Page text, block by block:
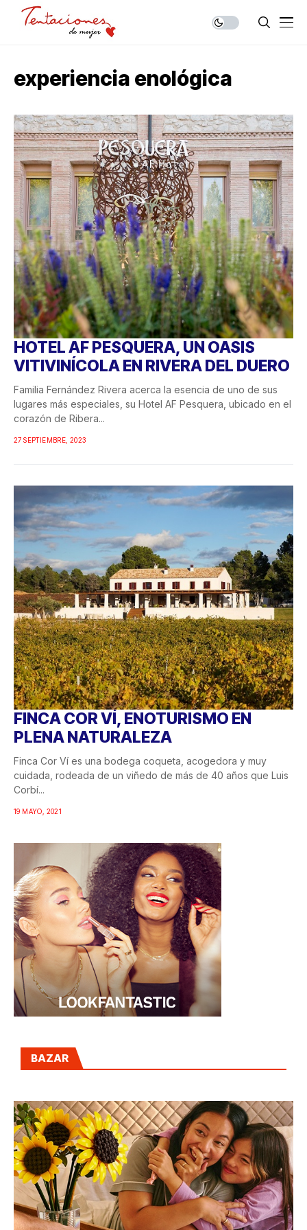
experiencia enológica
HOTEL AF PESQUERA, UN OASIS
VITIVINÍCOLA EN RIVERA DEL DUERO
Familia Fernández Rivera acerca la esencia de uno de sus
lugares más especiales, su Hotel AF Pesquera, ubicado en el
corazón de Ribera...
27 SEPTIEMBRE, 2023
FINCA COR VÍ, ENOTURISMO EN
PLENA NATURALEZA
Finca Cor Ví es una bodega coqueta, acogedora y muy
cuidada, rodeada de un viñedo de más de 40 años que Luis
Corbí...
19 MAYO, 2021
BAZAR